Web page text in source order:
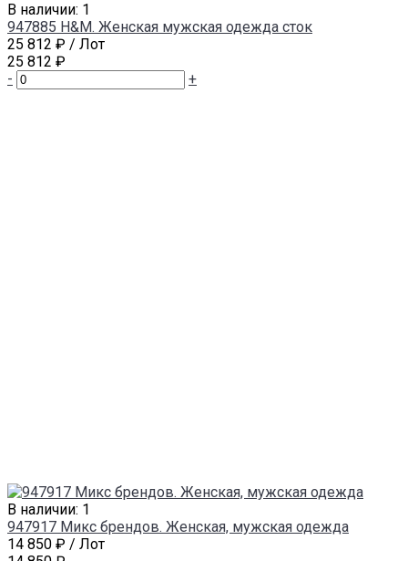
В наличии: 1
947885 H&M. Женская мужская одежда сток
25 812 ₽ / Лот
25 812 ₽
-
+
В наличии: 1
947917 Микс брендов. Женская, мужская одежда
14 850 ₽ / Лот